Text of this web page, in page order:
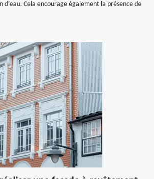
d’eau. Cela encourage également la présence de